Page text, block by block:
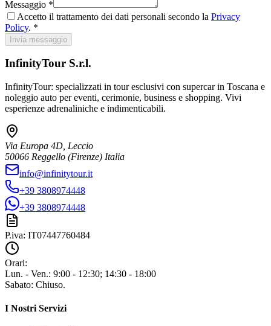
Messaggio *
Accetto il trattamento dei dati personali secondo la Privacy
Policy. *
Invia messaggio
InfinityTour S.r.l.
InfinityTour: specializzati in tour esclusivi con supercar in Toscana e
noleggio auto per eventi, cerimonie, business e shopping. Vivi
esperienze adrenaliniche e indimenticabili.
Via Europa 4D, Leccio
50066 Reggello (Firenze) Italia
info@infinitytour.it
+39 3808974448
+39 3808974448
P.iva: IT07447760484
Orari:
Lun. - Ven.: 9:00 - 12:30; 14:30 - 18:00
Sabato: Chiuso.
I Nostri Servizi